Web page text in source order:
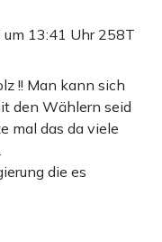
13:41 Uhr 258T
!! Man kann sich
den Wählern seid
mal das da viele
die es